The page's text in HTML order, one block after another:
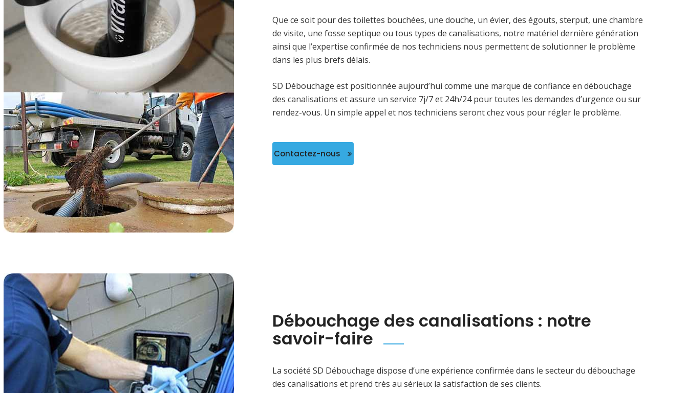
Que ce soit pour des toilettes bouchées, une douche, un évier, des égouts, sterput, une chambre
de visite, une fosse septique ou tous types de canalisations, notre matériel dernière génération
ainsi que l’expertise confirmée de nos techniciens nous permettent de solutionner le problème
dans les plus brefs délais.
SD Débouchage est positionnée aujourd’hui comme une marque de confiance en débouchage
des canalisations et assure un service 7j/7 et 24h/24 pour toutes les demandes d’urgence ou sur
rendez-vous. Un simple appel et nos techniciens seront chez vous pour régler le problème.
Contactez-nous
Débouchage des canalisations : notre
savoir-faire
La société SD Débouchage dispose d’une expérience confirmée dans le secteur du débouchage
des canalisations et prend très au sérieux la satisfaction de ses clients.